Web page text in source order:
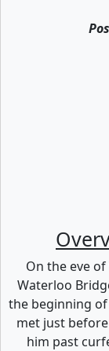
On the eve
Waterloo
the beginning
met just
him past